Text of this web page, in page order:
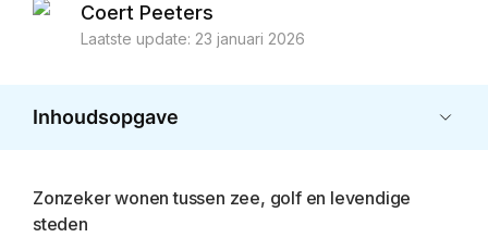
Coert Peeters
Laatste update: 23 januari 2026
Inhoudsopgave
Zonzeker wonen tussen zee, golf en levendige
steden